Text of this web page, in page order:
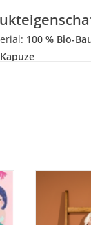
100 % Bio-
Kapuze
&
liebevolles
und
Artikel